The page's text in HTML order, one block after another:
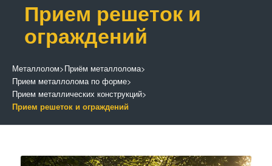
Прием решеток и
ограждений
Металлолом>Приём металлолома>
Прием металлолома по форме>
Прием металлических конструкций>
Прием решеток и ограждений